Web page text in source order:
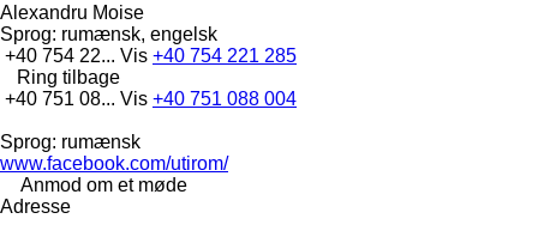
Alexandru Moise
Sprog: rumænsk, engelsk
+40 754 22... Vis +40 754 221 285
Ring tilbage
+40 751 08... Vis +40 751 088 004
Sprog: rumænsk
www.facebook.com/utirom/
Anmod om et møde
Adresse